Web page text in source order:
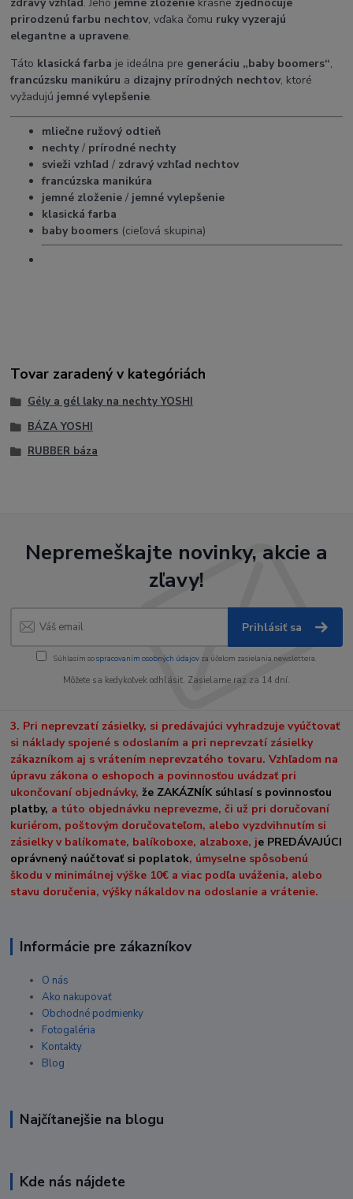
zdravý vzhľad. Jeho jemné zloženie krásne zjednocuje
prirodzenú farbu nechtov, vďaka čomu ruky vyzerajú
elegantne a upravene.
Táto klasická farba je ideálna pre generáciu „baby boomers“,
francúzsku manikúru a dizajny prírodných nechtov, ktoré
vyžadujú jemné vylepšenie.
mliečne ružový odtieň
nechty / prírodné nechty
svieži vzhľad / zdravý vzhľad nechtov
francúzska manikúra
jemné zloženie / jemné vylepšenie
klasická farba
baby boomers (cieľová skupina)
Tovar zaradený v kategóriách
Gély a gél laky na nechty YOSHI
BÁZA YOSHI
RUBBER báza
Nepremeškajte novinky, akcie a
zľavy!
Prihlásiť sa
Súhlasím sospracovaním osobných údajov za účelom zasielania newslettera.
Môžete sa kedykoľvek odhlásiť. Zasielame raz za 14 dní.
3. Pri neprevzatí zásielky, si predávajúci vyhradzuje vyúčtovať
si náklady spojené s odoslaním a pri neprevzatí zásielky
zákazníkom aj s vrátením neprevzatého tovaru. Vzhľadom na
úpravu zákona o eshopoch a povinnosťou uvádzať pri
ukončovaní objednávky,že ZAKÁZNÍK súhlasí s povinnosťou
platby, a túto objednávku neprevezme, či už pri doručovaní
kuriérom, poštovým doručovateľom, alebo vyzdvihnutím si
zásielky v balíkomate, balíkoboxe, alzaboxe, je PREDÁVAJÚCI
oprávnený naúčtovať si poplatok, úmyselne spôsobenú
škodu v minimálnej výške 10€ a viac podľa uváženia, alebo
stavu doručenia, výšky nákaldov na odoslanie a vrátenie.
Informácie pre zákazníkov
O nás
Ako nakupovať
Obchodné podmienky
Fotogaléria
Kontakty
Blog
Najčítanejšie na blogu
Kde nás nájdete